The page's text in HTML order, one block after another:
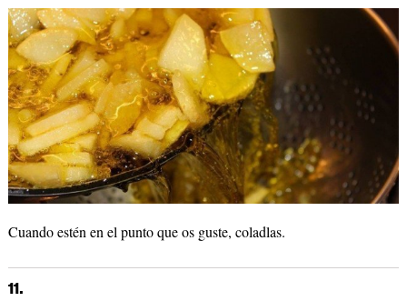
Cuando estén en el punto que os guste, coladlas.
11.